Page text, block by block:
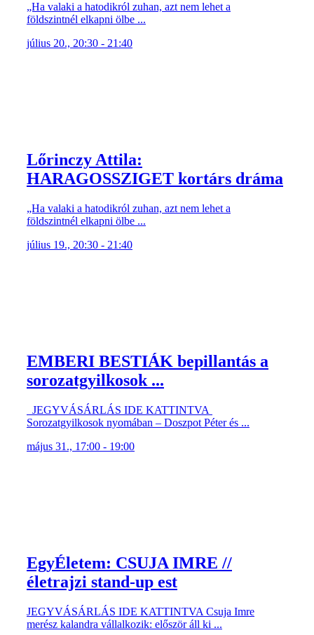
„Ha valaki a hatodikról zuhan, azt nem lehet a
földszintnél elkapni ölbe ...
július 20., 20:30 - 21:40
Lőrinczy Attila:
HARAGOSSZIGET kortárs dráma
„Ha valaki a hatodikról zuhan, azt nem lehet a
földszintnél elkapni ölbe ...
július 19., 20:30 - 21:40
EMBERI BESTIÁK bepillantás a
sorozatgyilkosok ...
JEGYVÁSÁRLÁS IDE KATTINTVA
Sorozatgyilkosok nyomában – Doszpot Péter és ...
május 31., 17:00 - 19:00
EgyÉletem: CSUJA IMRE //
életrajzi stand-up est
JEGYVÁSÁRLÁS IDE KATTINTVA Csuja Imre
merész kalandra vállalkozik: először áll ki ...